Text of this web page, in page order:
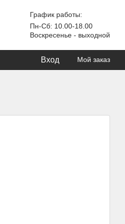
График работы:
Пн-Сб: 10.00-18.00
Воскресенье - выходной
Вход Мой заказ